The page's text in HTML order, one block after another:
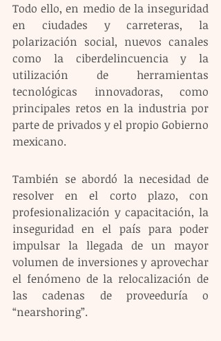
Todo ello, en medio de la inseguridad
en ciudades y carreteras, la
polarización social, nuevos canales
como la ciberdelincuencia y la
utilización de herramientas
tecnológicas innovadoras, como
principales retos en la industria por
parte de privados y el propio Gobierno
mexicano.
También se abordó la necesidad de
resolver en el corto plazo, con
profesionalización y capacitación, la
inseguridad en el país para poder
impulsar la llegada de un mayor
volumen de inversiones y aprovechar
el fenómeno de la relocalización de
las cadenas de proveeduría o
“nearshoring”.